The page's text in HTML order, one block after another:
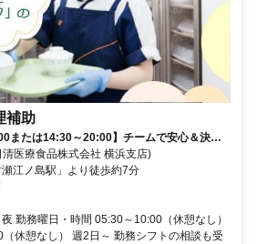
補助
または14:30～20:00】チームで安心＆決ま
事♪医療食品株式会社 横浜支店)
江ノ島駅」より徒歩約7分
勤務曜日・時間 05:30～10:00（休憩なし）
休憩なし） 週2日～ 勤務シフトの相談も受